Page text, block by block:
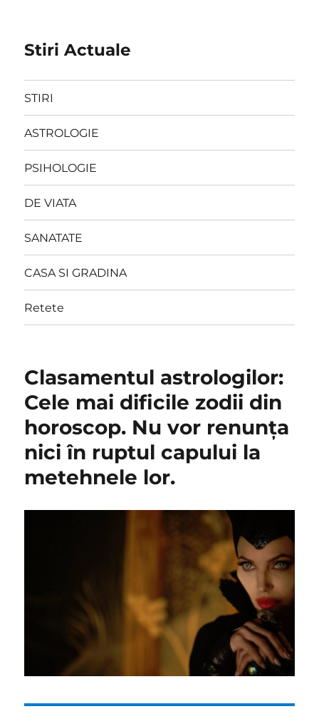
Stiri Actuale
STIRI
ASTROLOGIE
PSIHOLOGIE
DE VIATA
SANATATE
CASA SI GRADINA
Retete
Clasamentul astrologilor:
Cele mai dificile zodii din
horoscop. Nu vor renunța
nici în ruptul capului la
metehnele lor.